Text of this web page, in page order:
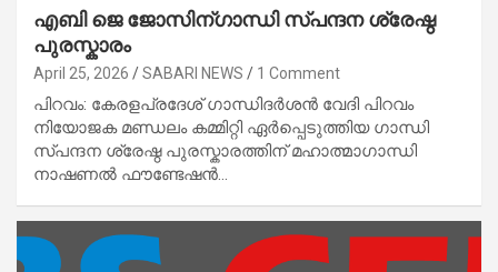
എബി ജെ ജോസിന്ഗാന്ധി സ്പന്ദന ശ്രേഷ്ഠ
പുരസ്കാരം
April 25, 2026 SABARI NEWS 1 Comment
പിറവം: കേരളപ്രദേശ് ഗാന്ധിദർശൻ വേദി പിറവം
നിയോജക മണ്ഡലം കമ്മിറ്റി ഏർപ്പെടുത്തിയ ഗാന്ധി
സ്പന്ദന ശ്രേഷ്ഠ പുരസ്കാരത്തിന് മഹാത്മാഗാന്ധി
നാഷണൽ ഫൗണ്ടേഷൻ…